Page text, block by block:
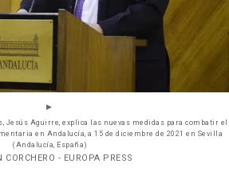
Jesús Aguirre, explica las nuevas medidas para combatir el
en Andalucía, a 15 de diciembre de 2021 en Sevilla
(Andalucía, España)
- EUROPA PRESS